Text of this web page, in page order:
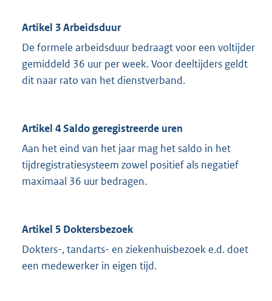
Artikel 3 Arbeidsduur
De formele arbeidsduur bedraagt voor een voltijder
gemiddeld 36 uur per week. Voor deeltijders geldt
dit naar rato van het dienstverband.
Artikel 4 Saldo geregistreerde uren
Aan het eind van het jaar mag het saldo in het
tijdregistratiesysteem zowel positief als negatief
maximaal 36 uur bedragen.
Artikel 5 Doktersbezoek
Dokters-, tandarts- en ziekenhuisbezoek e.d. doet
een medewerker in eigen tijd.